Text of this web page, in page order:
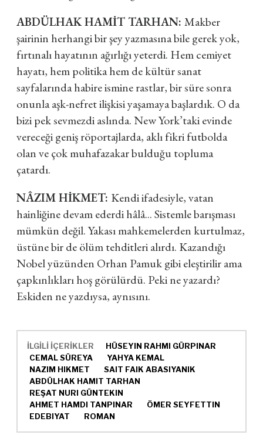
ABDÜLHAK HAMİT TARHAN: Makber
şairinin herhangi bir şey yazmasına bile gerek yok,
fırtınalı hayatının ağırlığı yeterdi. Hem cemiyet
hayatı, hem politika hem de kültür sanat
sayfalarında habire ismine rastlar, bir süre sonra
onunla aşk-nefret ilişkisi yaşamaya başlardık. O da
bizi pek sevmezdi aslında. New York’taki evinde
vereceği geniş röportajlarda, aklı fikri futbolda
olan ve çok muhafazakar bulduğu topluma
çatardı.
NÂZIM HİKMET: Kendi ifadesiyle, vatan
hainliğine devam ederdi hâlâ... Sistemle barışması
mümkün değil. Yakası mahkemelerden kurtulmaz,
üstüne bir de ölüm tehditleri alırdı. Kazandığı
Nobel yüzünden Orhan Pamuk gibi eleştirilir ama
çapkınlıkları hoş görülürdü. Peki ne yazardı?
Eskiden ne yazdıysa, aynısını.
İLGİLİ İÇERİKLER
HÜSEYIN RAHMI GÜRPINAR
CEMAL SÜREYA
YAHYA KEMAL
NAZIM HIKMET
SAIT FAIK ABASIYANIK
ABDÜLHAK HAMIT TARHAN
REŞAT NURI GÜNTEKIN
AHMET HAMDI TANPINAR
ÖMER SEYFETTIN
EDEBIYAT
ROMAN